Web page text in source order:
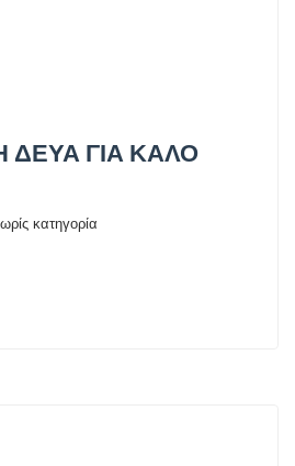
ΔΕΥΑ ΓΙΑ ΚΑΛΌ
κατηγορία